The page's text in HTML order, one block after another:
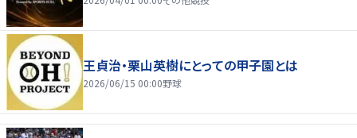
王貞治・栗山英樹にとっての甲子園とは
2026/06/15 00:00野球